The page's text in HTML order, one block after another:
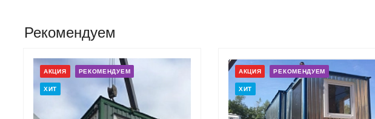
Рекомендуем
АКЦИЯ РЕКОМЕНДУЕМ
ХИТ
АКЦИЯ РЕКОМЕНДУЕМ
ХИТ